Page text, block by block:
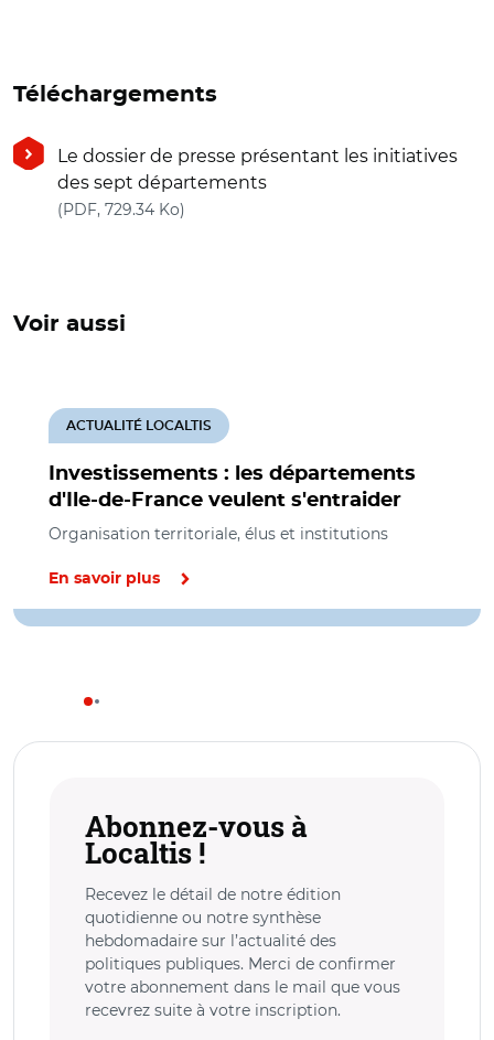
Téléchargements
Le dossier de presse présentant les initiatives
des sept départements
(PDF, 729.34 Ko)
Voir aussi
Investissements : les départements
d'Ile-de-France veulent s'entraider
ACTUALITÉ LOCALTIS
Organisation territoriale, élus et institutions
En savoir plus
Abonnez-vous à
Localtis !
Recevez le détail de notre édition
quotidienne ou notre synthèse
hebdomadaire sur l’actualité des
politiques publiques. Merci de confirmer
votre abonnement dans le mail que vous
recevrez suite à votre inscription.